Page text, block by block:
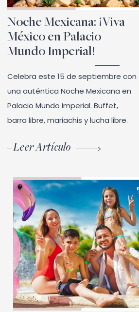
Noche Mexicana: ¡Viva
México en Palacio
Mundo Imperial!
Celebra este 15 de septiembre con
una auténtica Noche Mexicana en
Palacio Mundo Imperial. Buffet,
barra libre, mariachis y lucha libre.
Leer Artículo